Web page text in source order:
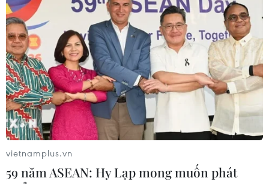
vietnamplus.vn
59 năm ASEAN: Hy Lạp mong muốn phát